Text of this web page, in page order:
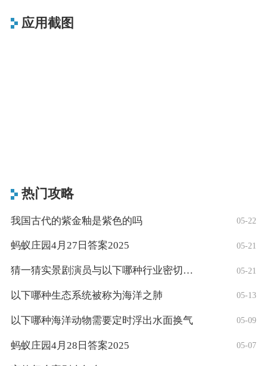
应用截图
热门攻略
我国古代的紫金釉是紫色的吗 05-22
蚂蚁庄园4月27日答案2025 05-21
猜一猜实景剧演员与以下哪种行业密切相关 05-21
以下哪种生态系统被称为海洋之肺 05-13
以下哪种海洋动物需要定时浮出水面换气 05-09
蚂蚁庄园4月28日答案2025 05-07